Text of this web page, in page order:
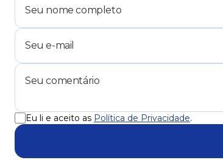
Eu li e aceito as Política de Privacidade.